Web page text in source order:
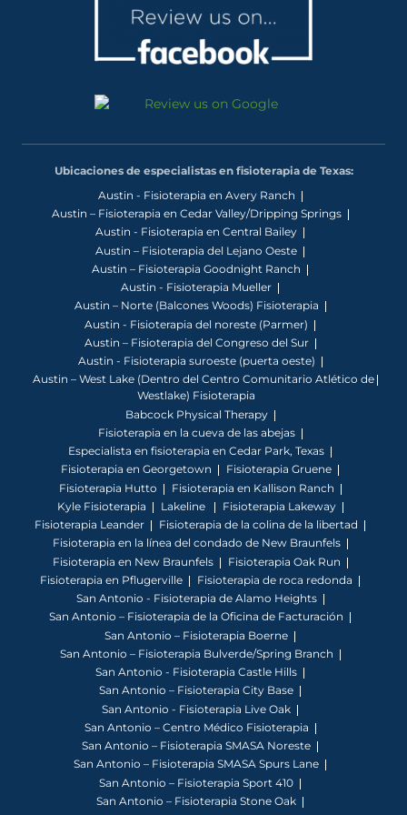
Ubicaciones de especialistas en fisioterapia de Texas:
Austin - Fisioterapia en Avery Ranch
Austin – Fisioterapia en Cedar Valley/Dripping Springs
Austin - Fisioterapia en Central Bailey
Austin – Fisioterapia del Lejano Oeste
Austin – Fisioterapia Goodnight Ranch
Austin - Fisioterapia Mueller
Austin – Norte (Balcones Woods) Fisioterapia
Austin - Fisioterapia del noreste (Parmer)
Austin – Fisioterapia del Congreso del Sur
Austin - Fisioterapia suroeste (puerta oeste)
Austin – West Lake (Dentro del Centro Comunitario Atlético de
Westlake) Fisioterapia
Babcock Physical Therapy
Fisioterapia en la cueva de las abejas
Especialista en fisioterapia en Cedar Park, Texas
Fisioterapia en Georgetown
Fisioterapia Gruene
Fisioterapia Hutto
Fisioterapia en Kallison Ranch
Kyle Fisioterapia
Lakeline
Fisioterapia Lakeway
Fisioterapia Leander
Fisioterapia de la colina de la libertad
Fisioterapia en la línea del condado de New Braunfels
Fisioterapia en New Braunfels
Fisioterapia Oak Run
Fisioterapia en Pflugerville
Fisioterapia de roca redonda
San Antonio - Fisioterapia de Alamo Heights
San Antonio – Fisioterapia de la Oficina de Facturación
San Antonio – Fisioterapia Boerne
San Antonio – Fisioterapia Bulverde/Spring Branch
San Antonio - Fisioterapia Castle Hills
San Antonio – Fisioterapia City Base
San Antonio - Fisioterapia Live Oak
San Antonio – Centro Médico Fisioterapia
San Antonio – Fisioterapia SMASA Noreste
San Antonio – Fisioterapia SMASA Spurs Lane
San Antonio – Fisioterapia Sport 410
San Antonio – Fisioterapia Stone Oak